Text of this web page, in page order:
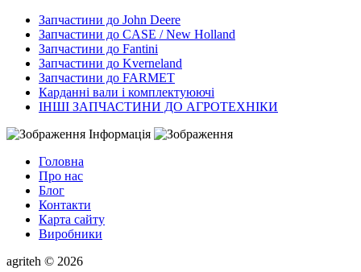
Запчастини до John Deere
Запчастини до CASE / New Holland
Запчастини до Fantini
Запчастини до Kverneland
Запчастини до FARMET
Карданні вали і комплектуюючі
ІНШІ ЗАПЧАСТИНИ ДО АГРОТЕХНІКИ
Інформація
Головна
Про нас
Блог
Контакти
Карта сайту
Виробники
agriteh © 2026